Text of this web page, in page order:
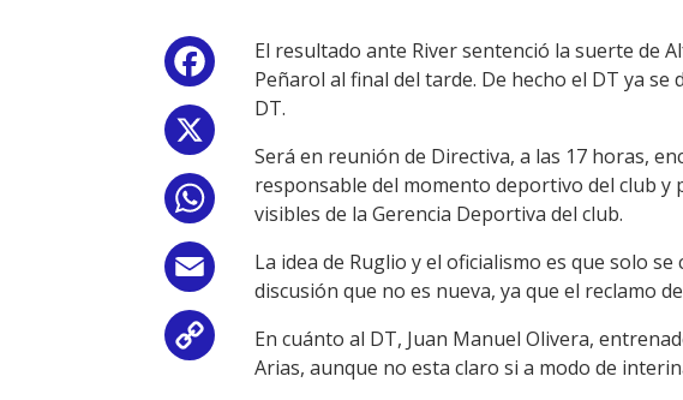
Facebook
WhatsApp
Email
Copy
El resultado ante River sentenció la suerte de
Peñarol al final del tarde. De hecho el DT ya
DT.
Será en reunión de Directiva, a las 17 horas,
responsable del momento deportivo del club y
visibles de la Gerencia Deportiva del club.
La idea de Ruglio y el oficialismo es que solo
discusión que no es nueva, ya que el reclamo
En cuánto al DT, Juan Manuel Olivera,
Arias, aunque no esta claro si a modo de